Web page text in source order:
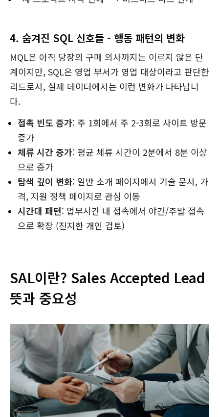
4. 숨겨진 SQL 신호들 - 행동 패턴의 변화
MQL은 아직 당장의 구매 의사까지는 이르지 않은 단
계이지만, SQL은 영업 부서가 영업 대상이라고 판단한
리드로서, 실제 데이터에서는 이런 변화가 나타납니
다.
접촉 빈도 증가: 주 1회에서 주 2-3회로 사이트 방문
증가
체류 시간 증가: 평균 체류 시간이 2분에서 8분 이상
으로 증가
탐색 깊이 변화: 일반 소개 페이지에서 기술 문서, 가
격, 지원 정책 페이지로 관심 이동
시간대 패턴: 업무시간 내 접속에서 야간/주말 접속
으로 확장 (진지한 개인 검토)
SAL이란? Sales Accepted Lead
뜻과 중요성